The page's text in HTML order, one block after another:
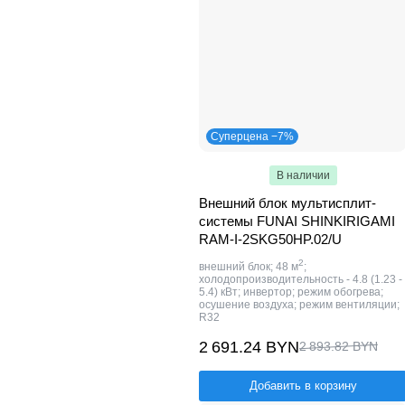
Суперцена −7%
В наличии
Внешний блок мультисплит-
системы FUNAI SHINKIRIGAMI
RAM-I-2SKG50HP.02/U
внешний блок; 48 м2;
холодопроизводительность - 4.8 (1.23 -
5.4) кВт; инвертор; режим обогрева;
осушение воздуха; режим вентиляции;
R32
2 691.24 BYN2 893.82 BYN
Добавить в корзину